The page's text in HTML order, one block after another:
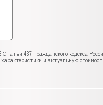
437 Гражданского кодекса
и актуальную